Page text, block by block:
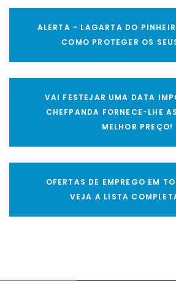
ALERTA - LAGARTA DO
COMO PROTEGER OS
VAI FESTEJAR UMA DATA
CHEFPANDA FORNECE-LHE
MELHOR PREÇO!
OFERTAS DE EMPREGO EM
VEJA A LISTA